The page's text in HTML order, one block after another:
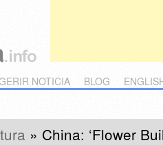
NOTICIA BLOG
» China: ‘Flower